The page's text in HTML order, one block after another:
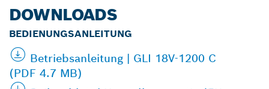
DOWNLOADS
BEDIENUNGSANLEITUNG
Betriebsanleitung | GLI 18V-1200 C
(PDF 4.7 MB)